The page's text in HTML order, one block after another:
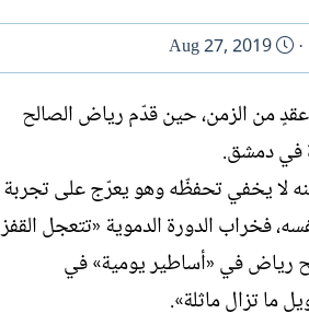
ت
ا
ي
خ
ل
إ
ن
ا
Aug 27, 2019
من الزمن، حين قدّم رياض الصالح
في دمشق.
لا يخفي تحفظّه وهو يعرّج على تجربة
فخراب الدورة الدموية «تتعجل القفز
نجح رياض في «أساطير يومية» في
ما تزال ماثلة».